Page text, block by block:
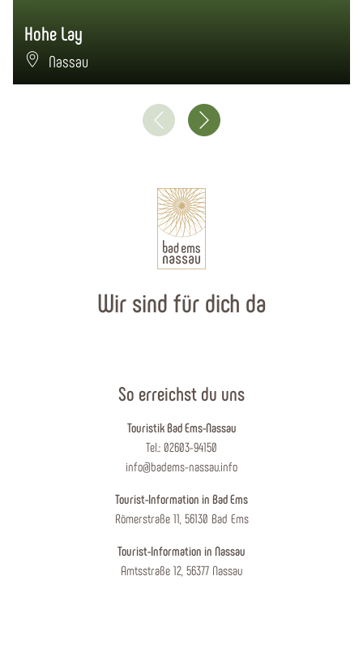
Hohe Lay
Nassau
Wir sind für dich da
So erreichst du uns
Touristik Bad Ems-Nassau
Tel.: 02603-94150
info@badems-nassau.info
Tourist-Information in Bad Ems
Römerstraße 11, 56130 Bad Ems
Tourist-Information in Nassau
Amtsstraße 12, 56377 Nassau